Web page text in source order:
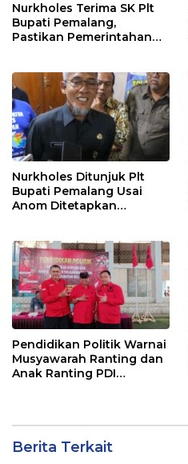
Nurkholes Terima SK Plt
Bupati Pemalang,
Pastikan Pemerintahan
Nurkholes Ditunjuk Plt
Bupati Pemalang Usai
Anom Ditetapkan
Pendidikan Politik Warnai
Musyawarah Ranting dan
Anak Ranting PDI
Berita Terkait